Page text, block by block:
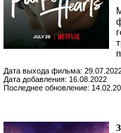
Дата выхода фильма:
Дата добавления: 16.08.2022
Последнее обновление: